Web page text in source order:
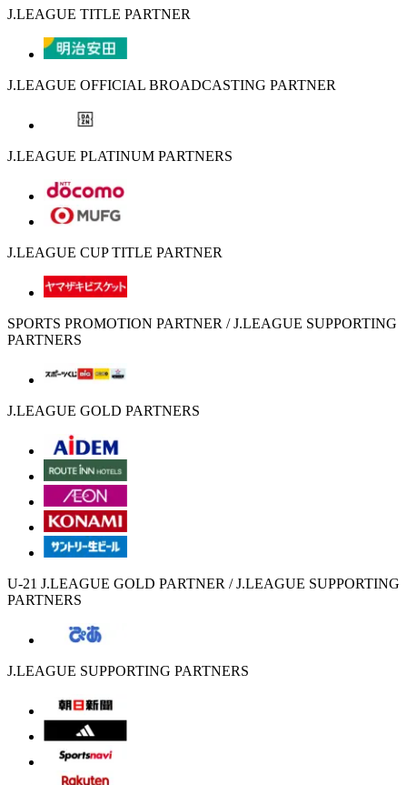
J.LEAGUE TITLE PARTNER
J.LEAGUE OFFICIAL BROADCASTING PARTNER
J.LEAGUE PLATINUM PARTNERS
J.LEAGUE CUP TITLE PARTNER
SPORTS PROMOTION PARTNER / J.LEAGUE SUPPORTING
PARTNERS
J.LEAGUE GOLD PARTNERS
U-21 J.LEAGUE GOLD PARTNER / J.LEAGUE SUPPORTING
PARTNERS
J.LEAGUE SUPPORTING PARTNERS